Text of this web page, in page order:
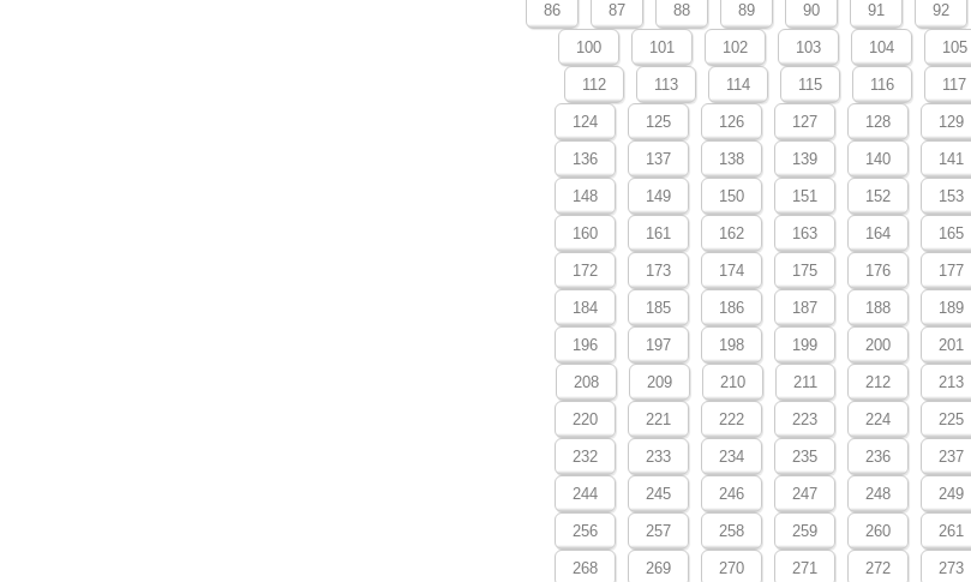
86 87 88 89 90 91 92
100 101 102 103 104 105
112 113 114 115 116 117
124 125 126 127 128 129
136 137 138 139 140 141
148 149 150 151 152 153
160 161 162 163 164 165
172 173 174 175 176 177
184 185 186 187 188 189
196 197 198 199 200 201
208 209 210 211 212 213
220 221 222 223 224 225
232 233 234 235 236 237
244 245 246 247 248 249
256 257 258 259 260 261
268 269 270 271 272 273